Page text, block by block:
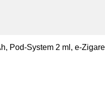
Pod-System 2 ml, e-